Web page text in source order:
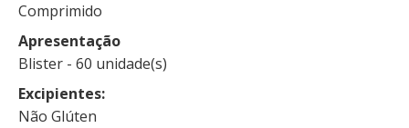
Comprimido
Apresentação
Blister - 60 unidade(s)
Excipientes
Não Glúten